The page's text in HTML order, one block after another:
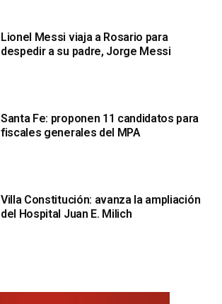
Lionel Messi viaja a Rosario para
despedir a su padre, Jorge Messi
Santa Fe: proponen 11 candidatos para
fiscales generales del MPA
Villa Constitución: avanza la ampliación
del Hospital Juan E. Milich